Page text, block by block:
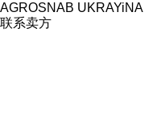
AGROSNAB UKRAYiNA
联系卖方